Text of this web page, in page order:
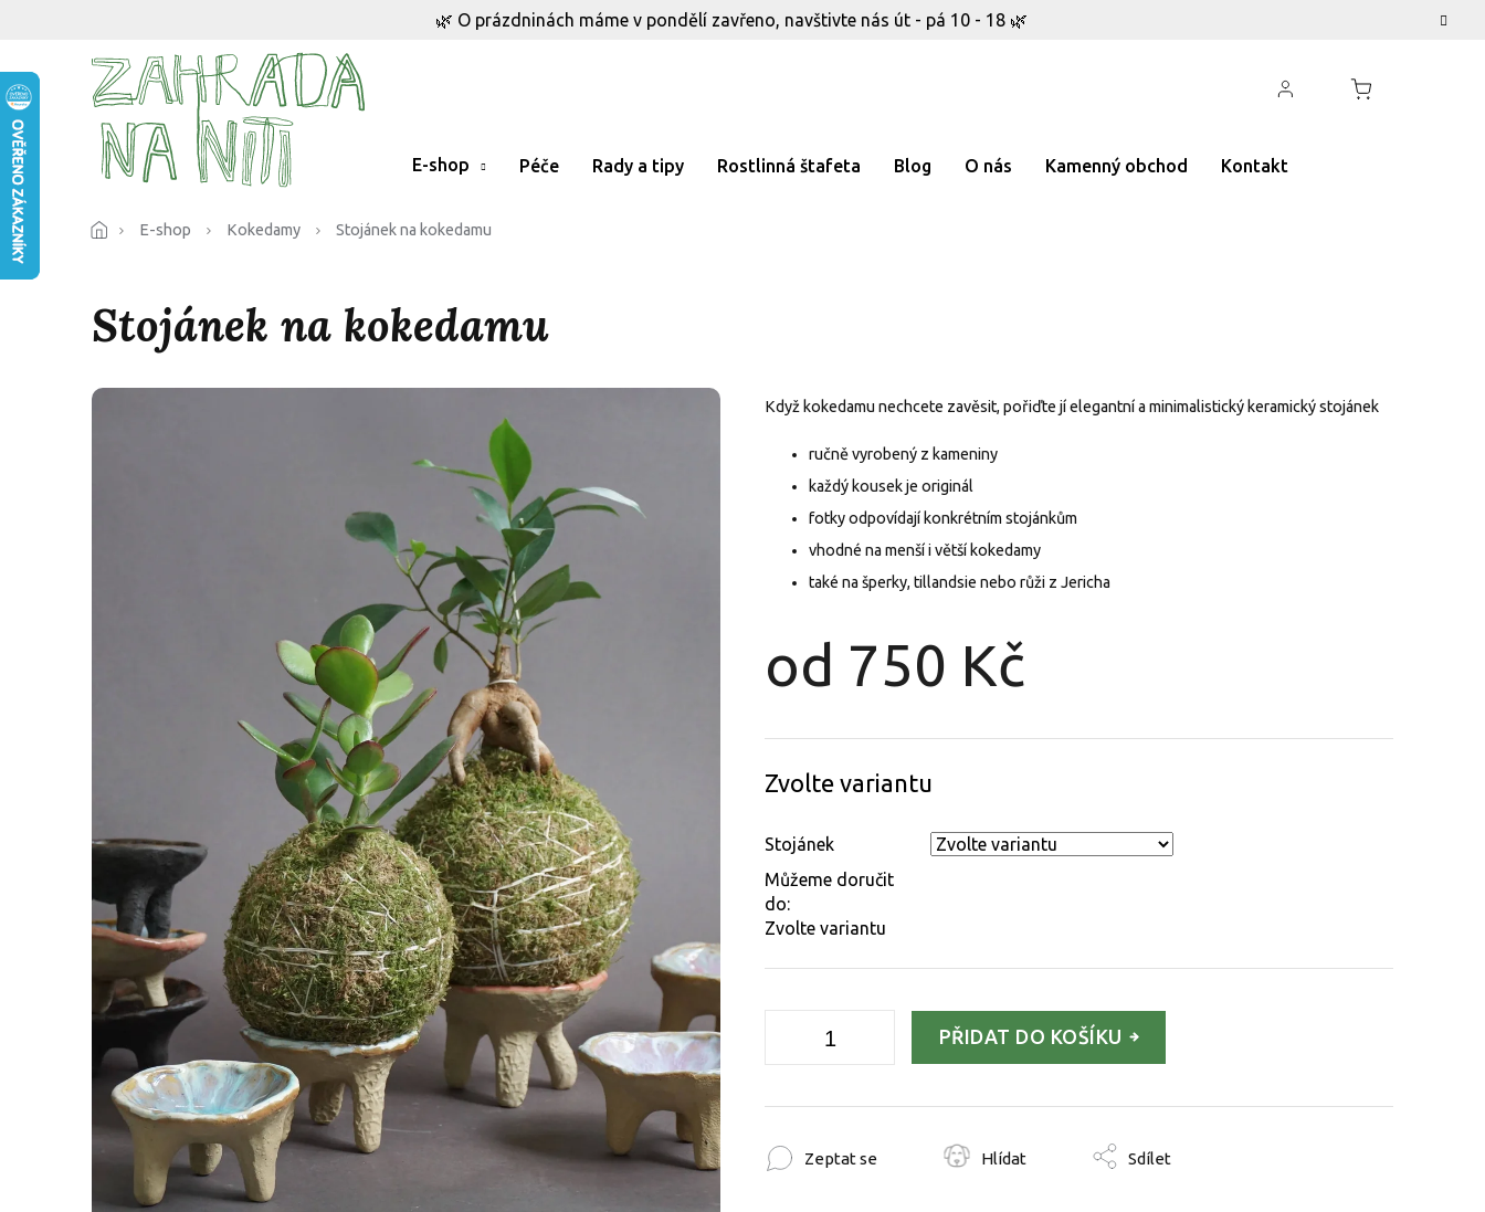
🌿 O prázdninách máme v pondělí zavřeno, navštivte nás út - pá 10 - 18 🌿
E-shop Péče Rady a tipy Rostlinná štafeta Blog O nás Kamenný obchod Kontakt
E-shop Kokedamy Stojánek na kokedamu
Stojánek na kokedamu
od 750 Kč
cena:
Zvolte variantu
Stojánek
Můžeme doručit
do:
Zvolte variantu
PŘIDAT DO KOŠÍKU
Když kokedamu nechcete zavěsit, pořiďte jí elegantní a minimalistický keramický stojánek
ručně vyrobený z kameniny
každý kousek je originál
fotky odpovídají konkrétním stojánkům
vhodné na menší i větší kokedamy
také na šperky, tillandsie nebo růži z Jericha
Zeptat se Hlídat Sdílet